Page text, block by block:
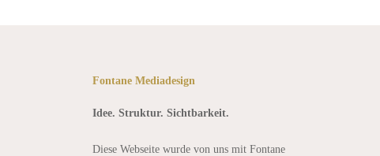
Fontane Mediadesign
Idee. Struktur. Sichtbarkeit.
Diese Webseite wurde von uns mit Fontane